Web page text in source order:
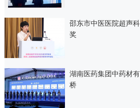
邵东市中医医院超声
奖
湖南医药集团中药材
桥